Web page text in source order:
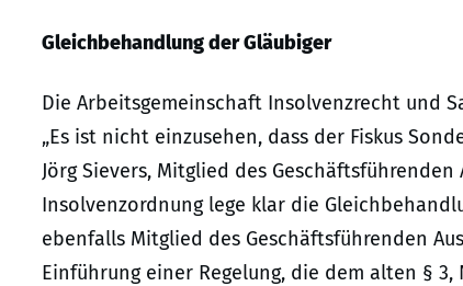
Gleichbehandlung der Gläubiger
Die Arbeitsgemeinschaft Insolvenzrecht und
„Es ist nicht einzusehen, dass der Fiskus
Jörg Sievers, Mitglied des
Insolvenzordnung lege klar die
ebenfalls Mitglied des Geschäftsführenden
Einführung einer Regelung, die dem alten §